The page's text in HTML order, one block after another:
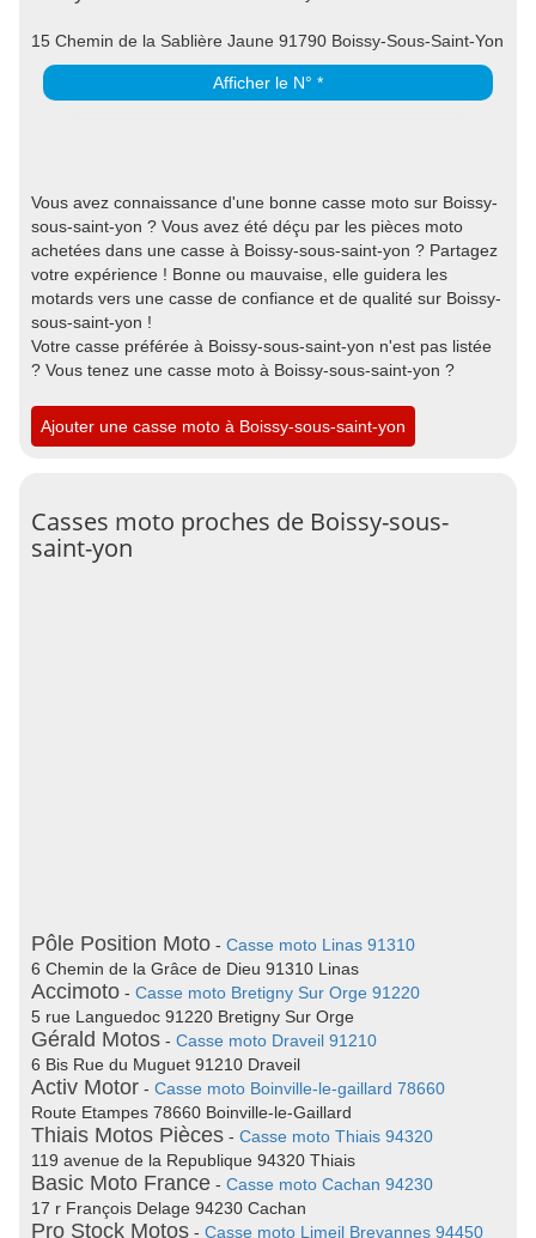
15 Chemin de la Sablière Jaune 91790 Boissy-Sous-Saint-Yon
Afficher le N° *
Vous avez connaissance d'une bonne casse moto sur Boissy-
sous-saint-yon ? Vous avez été déçu par les pièces moto
achetées dans une casse à Boissy-sous-saint-yon ? Partagez
votre expérience ! Bonne ou mauvaise, elle guidera les
motards vers une casse de confiance et de qualité sur Boissy-
sous-saint-yon !
Votre casse préférée à Boissy-sous-saint-yon n'est pas listée
? Vous tenez une casse moto à Boissy-sous-saint-yon ?
Ajouter une casse moto à Boissy-sous-saint-yon
Casses moto proches de Boissy-sous-
saint-yon
Pôle Position Moto - Casse moto Linas 91310
6 Chemin de la Grâce de Dieu 91310 Linas
Accimoto - Casse moto Bretigny Sur Orge 91220
5 rue Languedoc 91220 Bretigny Sur Orge
Gérald Motos - Casse moto Draveil 91210
6 Bis Rue du Muguet 91210 Draveil
Activ Motor - Casse moto Boinville-le-gaillard 78660
Route Etampes 78660 Boinville-le-Gaillard
Thiais Motos Pièces - Casse moto Thiais 94320
119 avenue de la Republique 94320 Thiais
Basic Moto France - Casse moto Cachan 94230
17 r François Delage 94230 Cachan
Pro Stock Motos - Casse moto Limeil Brevannes 94450